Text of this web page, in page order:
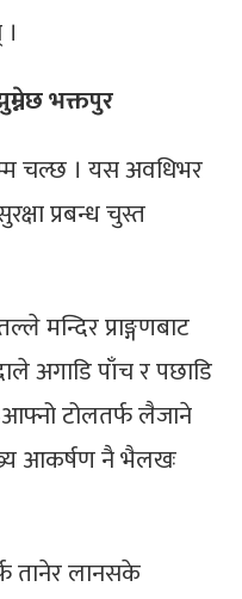
भक्तपुर
चल्छ । यस अवधिभर
प्रबन्ध चुस्त
मन्दिर प्राङ्गणबाट
अगाडि पाँच र पछाडि
टोलतर्फ लैजाने
आकर्षण नै भैलखः
तानेर लानसके